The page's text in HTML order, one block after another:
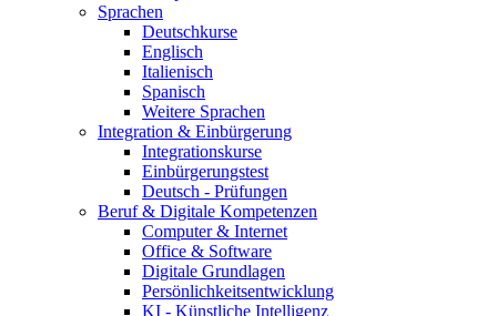
Sprachen
Deutschkurse
Englisch
Italienisch
Spanisch
Weitere Sprachen
Integration & Einbürgerung
Integrationskurse
Einbürgerungstest
Deutsch - Prüfungen
Beruf & Digitale Kompetenzen
Computer & Internet
Office & Software
Digitale Grundlagen
Persönlichkeitsentwicklung
KI - Künstliche Intelligenz